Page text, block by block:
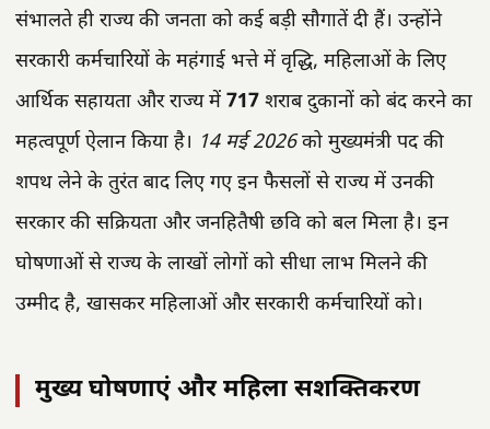
संभालते ही राज्य की जनता को कई बड़ी सौगातें दी हैं। उन्होंने
सरकारी कर्मचारियों के महंगाई भत्ते में वृद्धि, महिलाओं के लिए
आर्थिक सहायता और राज्य में 717 शराब दुकानों को बंद करने का
महत्वपूर्ण ऐलान किया है। 14 मई 2026को मुख्यमंत्री पद की
शपथ लेने के तुरंत बाद लिए गए इन फैसलों से राज्य में उनकी
सरकार की सक्रियता और जनहितैषी छवि को बल मिला है। इन
घोषणाओं से राज्य के लाखों लोगों को सीधा लाभ मिलने की
उम्मीद है, खासकर महिलाओं और सरकारी कर्मचारियों को।
मुख्य घोषणाएं और महिला सशक्तिकरण